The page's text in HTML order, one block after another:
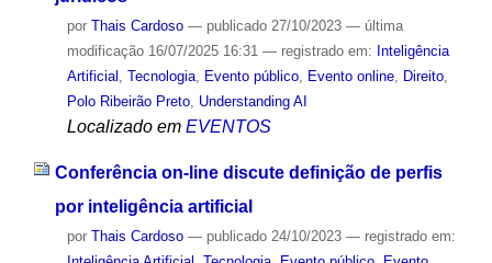
por Thais Cardoso — publicado27/10/2023 — última
modificação16/07/2025 16:31 — registrado em: Inteligência
Artificial Tecnologia, Evento público, Evento online, Direito,
Polo Ribeirão Preto, Understanding AI
Localizado em EVENTOS
Conferência on-line discute definição de perfis
por inteligência artificial
por Thais Cardoso — publicado24/10/2023 — registrado em: